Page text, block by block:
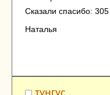
Сказали спасибо: 305
Наталья